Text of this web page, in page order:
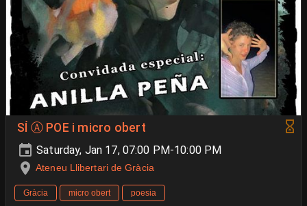
SÍ Ⓐ POE i micro obert
Saturday, Jan 17, 07:00 PM-10:00 PM
Ateneu Llibertari de Gràcia
Gràcia micro obert poesia